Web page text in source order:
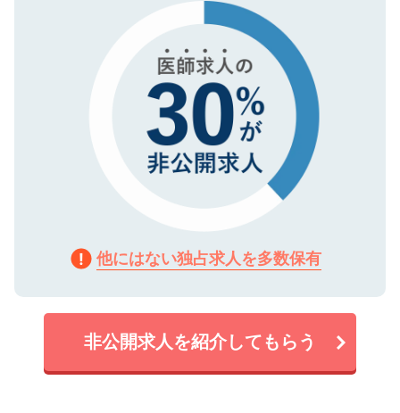
で、機密保持に関してもご安心ください。
他にはない独占求人を多数保有
非公開求人を紹介してもらう